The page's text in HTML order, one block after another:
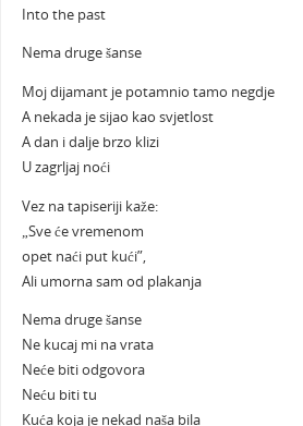
Into the past
Nema druge šanse
Moj dijamant je potamnio tamo negdje
A nekada je sijao kao svjetlost
A dan i dalje brzo klizi
U zagrljaj noći
Vez na tapiseriji kaže:
„Sve će vremenom
opet naći put kući”,
Ali umorna sam od plakanja
Nema druge šanse
Ne kucaj mi na vrata
Neće biti odgovora
Neću biti tu
Kuća koja je nekad naša bila